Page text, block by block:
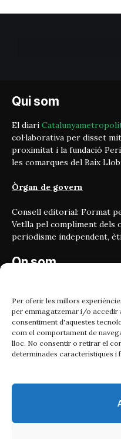
Per oferir les millors
per emmagatzemar i/o accedir
consentiment d'aquestes
com el comportament de
lloc. No consentir o retirar el
determinades característiques i
Qui som
El diari
col·laborativa per disset
proximitat i la fundació
les comarques del Baix
Òrgan de govern
Consell editorial: Format
Vetlla pel compliment dels
periodisme independent,
On som
08010, Barcelona
Contacta'ns
Email:
Telèfon: